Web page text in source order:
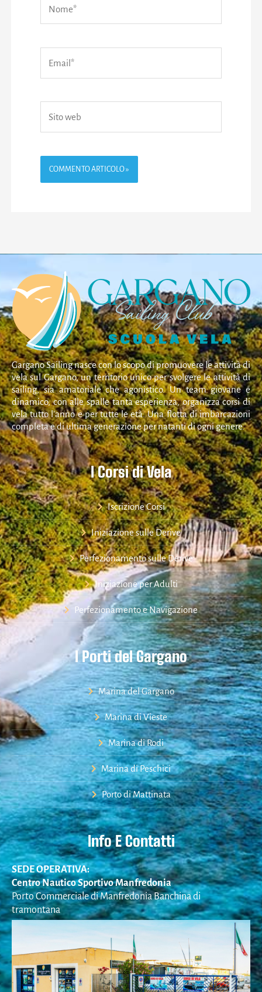
web
Gargano Sailing nasce con lo scopo di promuovere le attività di
vela sul Gargano, un territorio unico per svolgere le attività di
sailing, sia amatoriale che agonistico. Un team giovane e
dinamico, con alle spalle tanta esperienza, organizza corsi di
vela tutto l’anno e per tutte le età. Una flotta di imbarcazioni
completa e di ultima generazione per natanti di ogni genere.
I Corsi di Vela
Iscrizione Corsi
Iniziazione sulle Derive
Perfezionamento sulle Derive
Iniziazione per Adulti
Perfezionamento e Navigazione
I Porti del Gargano
Marina del Gargano
Marina di Vieste
Marina di Rodi
Marina di Peschici
Porto di Mattinata
Info E Contatti
SEDE OPERATIVA:
Centro Nautico Sportivo Manfredonia
Porto Commerciale di Manfredonia Banchina di
tramontana